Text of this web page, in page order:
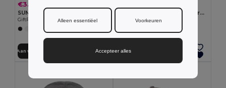
€3.51
SUNNY 5 panelen baseballpet
GiftRetail MO2345
Aan winkelwagen toevoegen
Gerecycled polyester (100% rPET) Unisex-muts
Egotier 99039
Aan winkelwagen toevoegen
Alleen essentiëel Voorkeuren
Accepteer alles